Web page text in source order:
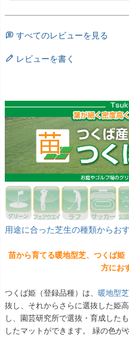
すべてのレビューを見る
レビューを書く
用途に合った芝生の種類からお
苗から育てる暖地型芝、つくば
方にお
つくば姫（登録品種）は、 暖地型芝
抜し、それからさらに選抜した姫
し、園芸研究所で選抜・育成した
したマットができます。 緑の色が